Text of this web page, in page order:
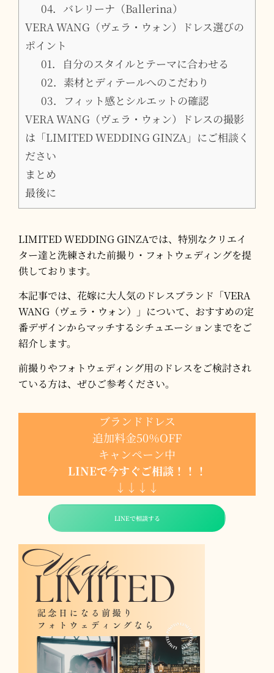
04．バレリーナ（Ballerina）
VERA WANG（ヴェラ・ウォン）ドレス選びの
ポイント
01．自分のスタイルとテーマに合わせる
02．素材とディテールへのこだわり
03．フィット感とシルエットの確認
VERA WANG（ヴェラ・ウォン）ドレスの撮影
は「LIMITED WEDDING GINZA」にご相談く
ださい
まとめ
最後に
LIMITED WEDDING GINZAでは、特別なクリエイ
ター達と洗練された前撮り・フォトウェディングを提
供しております。
本記事では、花嫁に大人気のドレスブランド「VERA
WANG（ヴェラ・ウォン）」について、おすすめの定
番デザインからマッチするシチュエーションまでをご
紹介します。
前撮りやフォトウェディング用のドレスをご検討され
ている方は、ぜひご参考ください。
ブランドドレス
追加料金50％OFF
キャンペーン中
LINEで今すぐご相談！！！
↓↓↓↓
LINEで相談する